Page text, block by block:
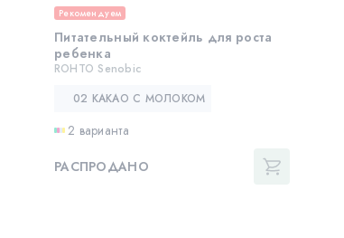
Рекомендуем
Питательный коктейль для роста
ребенка
ROHTO Senobic
02 КАКАО С МОЛОКОМ
2 варианта
РАСПРОДАНО